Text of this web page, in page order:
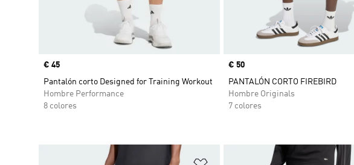
Precio
€ 45
Pantalón corto Designed for Training Workout
Hombre Performance
8 colores
Precio
€ 50
PANTALÓN CORTO FIREBIRD
Hombre Originals
7 colores
Añadir a la lista de deseos